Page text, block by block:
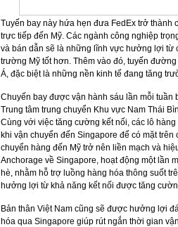
Tuyến bay này hứa hẹn đưa FedEx trở thành
trực tiếp đến Mỹ. Các ngành công nghiệp
và bán dẫn sẽ là những lĩnh vực hưởng lợi từ
trường Mỹ tốt hơn. Thêm vào đó, tuyến
Á, đặc biệt là những nền kinh tế đang tăng
Chuyến bay được vận hành sáu lần mỗi
Trung tâm trung chuyển Khu vực Nam Thái
Cùng với việc tăng cường kết nối, các lô
khi vận chuyển đến Singapore để có mặt
chuyển hàng đến Mỹ trở nên liền mạch và
Anchorage về Singapore, hoạt động một lần
hè, nhằm hỗ trợ luồng hàng hóa thông suốt
hưởng lợi từ khả năng kết nối được tăng
Bản thân Việt Nam cũng sẽ được hưởng lợi
hóa qua Singapore giúp rút ngắn thời gian